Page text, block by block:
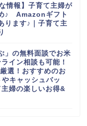
な情報】子育て主婦が
♪ Amazonギフト
ります♪｜子育て主
」の無料面談でお米
イン相談も可能！
選！おすすめのお
キャッシュバッ
婦の楽しいお得&